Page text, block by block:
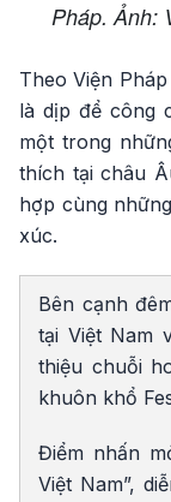
Pháp. Ảnh:
Theo Viện
là dịp để công
một trong
thích tại châu
hợp cùng
xúc.
Bên cạnh
tại Việt Nam
thiệu chuỗi
khuôn khổ
Điểm nhấn
Việt Nam”,